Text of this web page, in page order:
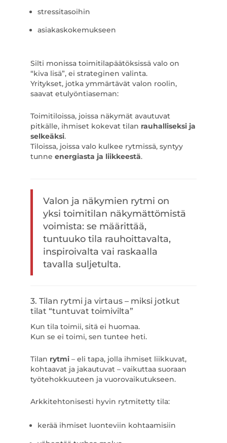
stressitasoihin
asiakaskokemukseen
Silti monissa toimitilapäätöksissä valo on
“kiva lisä”, ei strateginen valinta.
Yritykset, jotka ymmärtävät valon roolin,
saavat etulyöntiaseman:
Toimitiloissa, joissa näkymät avautuvat
pitkälle, ihmiset kokevat tilan rauhalliseksi ja
selkeäksi.
Tiloissa, joissa valo kulkee rytmissä, syntyy
tunne energiasta ja liikkeestä.
Valon ja näkymien rytmi on
yksi toimitilan näkymättömistä
voimista: se määrittää,
tuntuuko tila rauhoittavalta,
inspiroivalta vai raskaalla
tavalla suljetulta.
3. Tilan rytmi ja virtaus – miksi jotkut
tilat “tuntuvat toimivilta”
Kun tila toimii, sitä ei huomaa.
Kun se ei toimi, sen tuntee heti.
Tilan rytmi– eli tapa, jolla ihmiset liikkuvat,
kohtaavat ja jakautuvat – vaikuttaa suoraan
työtehokkuuteen ja vuorovaikutukseen.
Arkkitehtonisesti hyvin rytmitetty tila:
kerää ihmiset luonteviin kohtaamisiin